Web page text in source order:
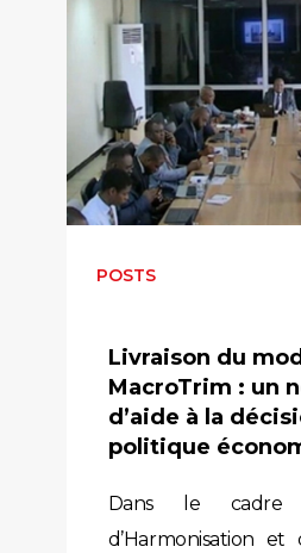
POSTS
Livraison du
MacroTrim : un
d’aide à la
politique
Dans le
d’Harmonisation et